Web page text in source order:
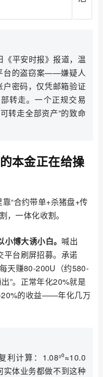
《平安时报》报道，温
台的盗窃案——嫌疑人
密码，仅凭邮箱验证
转走。一个正规交易
转走全部资产”的致命
本金正在给操
“合约带单+杀猪盘+传
一体化收割。
博大诱小白。 喊出
平台刷屏招募。承诺
天赚80-200U（约580-
”。正常年化20%就是
20%的收益——年化几万
利计算：1.08³⁰≈10.0
体业务都做不到这种